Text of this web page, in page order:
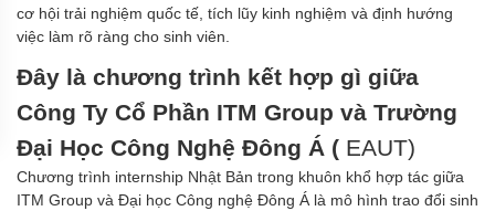
cơ hội trải nghiệm quốc tế, tích lũy kinh nghiệm và định hướng
việc làm rõ ràng cho sinh viên.
Đây là chương trình kết hợp gì giữa
Công Ty Cổ Phần ITM Group và Trường
Đại Học Công Nghệ Đông Á ( EAUT)
Chương trình internship Nhật Bản trong khuôn khổ hợp tác giữa
ITM Group và Đại học Công nghệ Đông Á là mô hình trao đổi sinh